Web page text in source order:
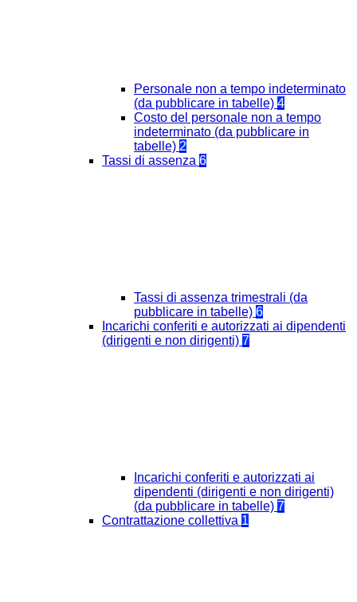
Personale non a tempo indeterminato
(da pubblicare in tabelle) 4
Costo del personale non a tempo
indeterminato (da pubblicare in
tabelle) 2
Tassi di assenza 6
Tassi di assenza trimestrali (da
pubblicare in tabelle) 6
Incarichi conferiti e autorizzati ai dipendenti
(dirigenti e non dirigenti) 7
Incarichi conferiti e autorizzati ai
dipendenti (dirigenti e non dirigenti)
(da pubblicare in tabelle) 7
Contrattazione collettiva 1